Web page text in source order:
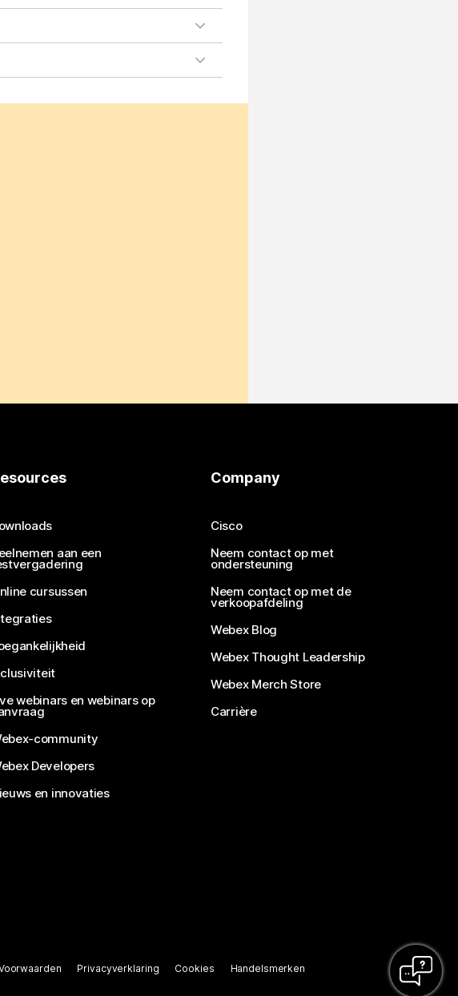
aan een
cursussen
webinars en webinars op
community
Developers
en innovaties
Company
Cisco
Neem contact op met
ondersteuning
Neem contact op met de
verkoopafdeling
Webex Blog
Webex Thought Leadership
Webex Merch Store
Carrière
Privacyverklaring Cookies Handelsmerken